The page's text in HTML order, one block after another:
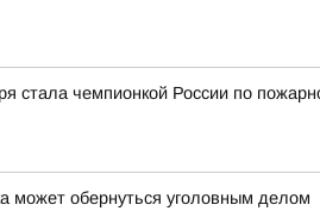
стала чемпионкой России по
может обернуться уголовным делом